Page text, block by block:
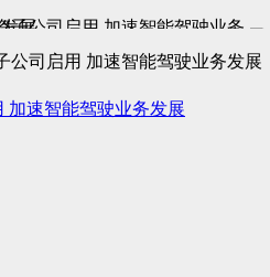
加速智能驾驶业务发展